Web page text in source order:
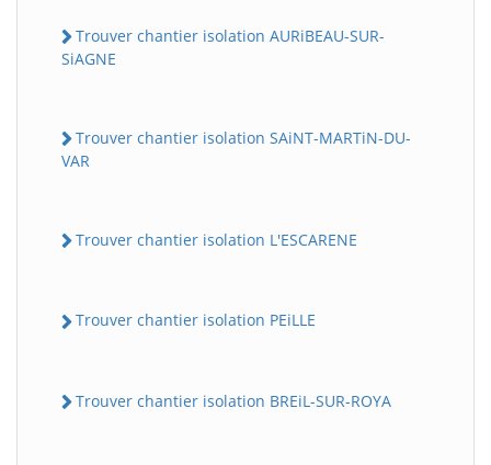
Trouver chantier isolation AURiBEAU-SUR-
SiAGNE
Trouver chantier isolation SAiNT-MARTiN-DU-
VAR
Trouver chantier isolation L'ESCARENE
Trouver chantier isolation PEiLLE
Trouver chantier isolation BREiL-SUR-ROYA